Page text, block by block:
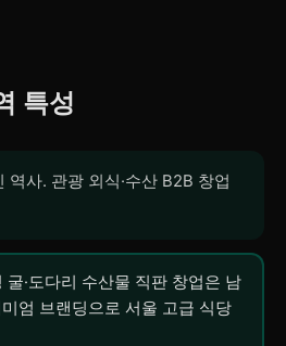
특성
역사. 관광 외식·수산 B2B 창업
·도다리 수산물 직판 창업은 남
엄 브랜딩으로 서울 고급 식당